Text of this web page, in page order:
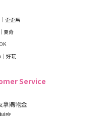
歪歪馬
夏奇
好玩
Service
拿購物金